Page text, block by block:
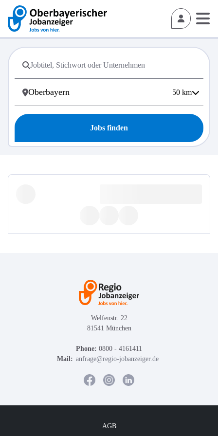
50 km
Jobs finden
Welfenstr. 22
81541 München
Phone: 0800 - 4161411
Mail: anfrage@regio-jobanzeiger.de
AGB